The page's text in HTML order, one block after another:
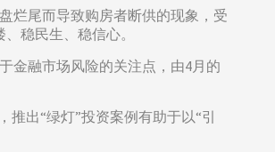
烂尾而导致购房者断供的现象，受
稳民生、稳信心。
金融市场风险的关注点，由4月的
出“绿灯”投资案例有助于以“引